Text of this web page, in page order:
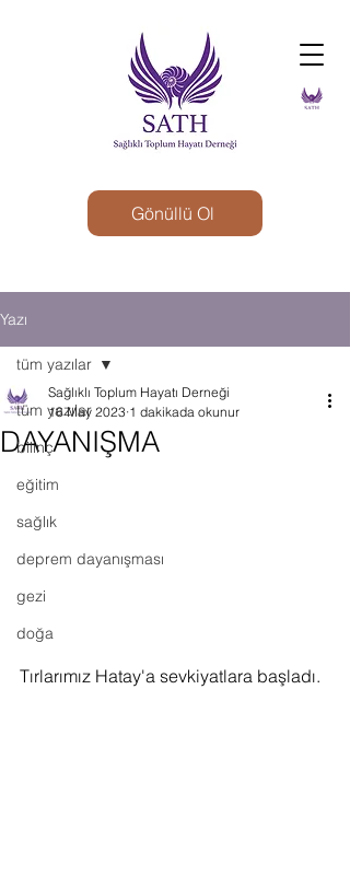
Gönüllü Ol
Yazı
tüm yazılar
bilinç
eğitim
sağlık
deprem dayanışması
gezi
doğa
tüm yazılar
DAYANIŞMA
Sağlıklı Toplum Hayatı Derneği
16 May 2023 1 dakikada okunur
Tırlarımız Hatay'a sevkiyatlara başladı.